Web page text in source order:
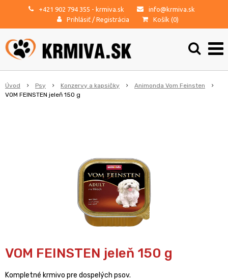
+421 902 794 355 - krmiva.sk
info@krmiva.sk
Prihlásiť / Registrácia Košík (0)
Úvod Psy Konzervy a kapsičky
Animonda Vom Feinsten
VOM FEINSTEN jeleň 150 g
VOM FEINSTEN jeleň 150 g
Kompletné krmivo pre dospelých psov.